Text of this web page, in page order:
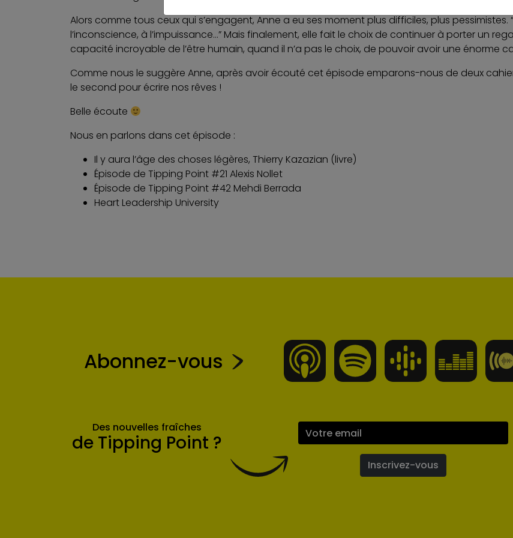
Alors comme tous ceux qui s’engagent, Anne a eu ses moment plus difficiles, plus pessimistes.
l’inconscience, à l’impuissance…” Mais finalement, elle fait le choix de continuer à porter un
capacité incroyable de l’être humain, quand il n’a pas le choix, de pouvoir avoir une énorme
Comme nous le suggère Anne, après avoir écouté cet épisode emparons-nous de deux
le second pour écrire nos rêves !
Belle écoute
Nous en parlons dans cet épisode :
Il y aura l’âge des choses légères, Thierry Kazazian (livre)
Épisode de Tipping Point #21 Alexis Nollet
Épisode de Tipping Point #42 Mehdi Berrada
Heart Leadership University
Abonnez-vous
Des nouvelles fraîches
de Tipping Point ?